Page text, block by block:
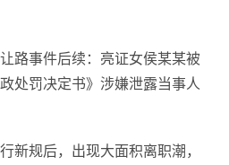
路事件后续：亮证女侯某某被
处罚决定书》涉嫌泄露当事人
新规后，出现大面积离职潮，